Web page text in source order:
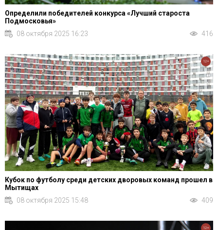
Определили победителей конкурса «Лучший староста
Подмосковья»
08 октября 2025 16:23
416
Кубок по футболу среди детских дворовых команд прошел в
Мытищах
08 октября 2025 15:48
409
12+
12+